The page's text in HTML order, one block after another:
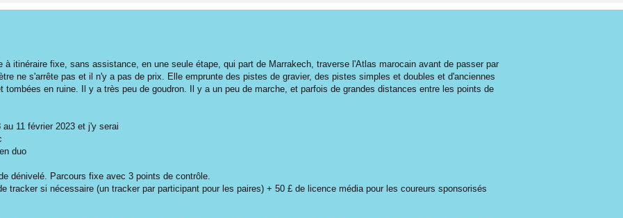
à itinéraire fixe, sans assistance, en une seule étape, qui part de Marrakech, traverse l'Atlas marocain avant de passer par
ne s'arrête pas et il n'y a pas de prix. Elle emprunte des pistes de gravier, des pistes simples et doubles et d'anciennes
en ruine. Il y a très peu de goudron. Il y a un peu de marche, et parfois de grandes distances entre les points de
11 février 2023 et j'y serai
duo
dénivelé. Parcours fixe avec 3 points de contrôle.
tracker si nécessaire (un tracker par participant pour les paires) + 50 £ de licence média pour les coureurs sponsorisés